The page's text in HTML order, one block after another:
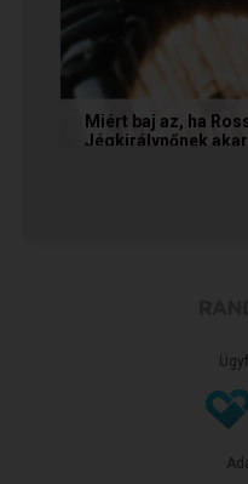
Miért baj az, ha
Jégkirálynőnek
társkereső